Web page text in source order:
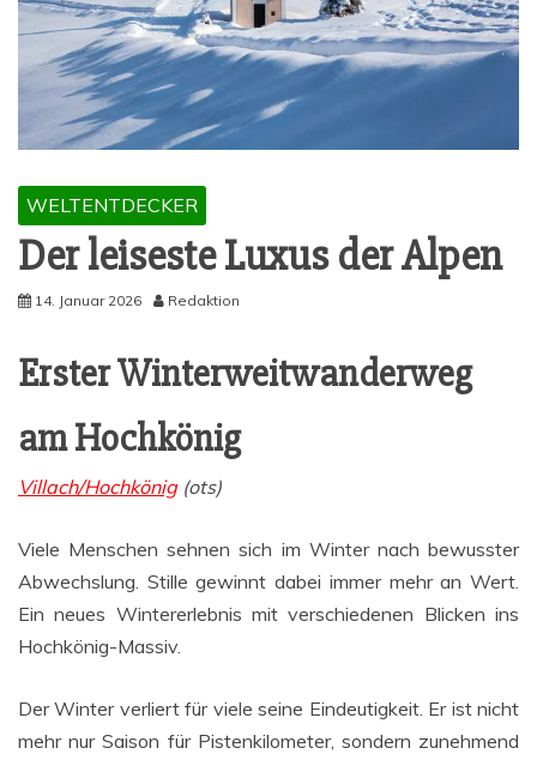
WELTENTDECKER
Der lei­ses­te Luxus der Alpen
14. Januar 2026 Redaktion
Ers­ter Win­ter­weit­wan­der­weg
am Hochkönig
Villach/Hochkönig(ots)
Vie­le Men­schen seh­nen sich im Win­ter nach bewuss­ter
Abwechs­lung. Stil­le gewinnt dabei immer mehr an Wert.
Ein neu­es Win­ter­er­leb­nis mit ver­schie­de­nen Bli­cken ins
Hochkönig-Massiv.
Der Win­ter ver­liert für vie­le sei­ne Ein­deu­tig­keit. Er ist nicht
mehr nur Sai­son für Pis­ten­ki­lo­me­ter, son­dern zuneh­mend